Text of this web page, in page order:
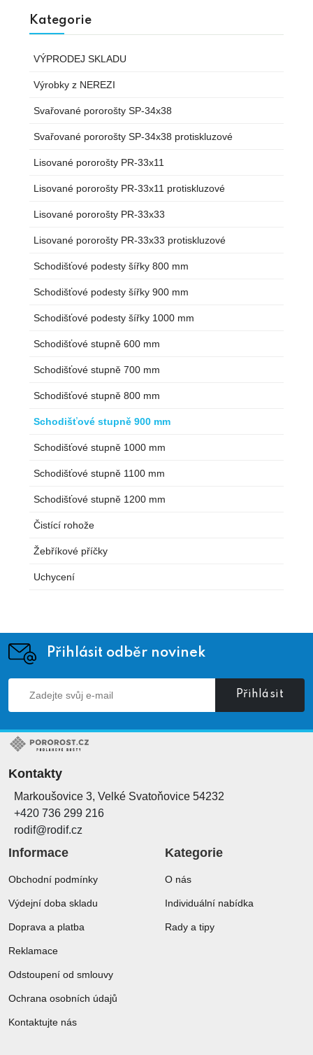
Kategorie
VÝPRODEJ SKLADU
Výrobky z NEREZI
Svařované pororošty SP-34x38
Svařované pororošty SP-34x38 protiskluzové
Lisované pororošty PR-33x11
Lisované pororošty PR-33x11 protiskluzové
Lisované pororošty PR-33x33
Lisované pororošty PR-33x33 protiskluzové
Schodišťové podesty šířky 800 mm
Schodišťové podesty šířky 900 mm
Schodišťové podesty šířky 1000 mm
Schodišťové stupně 600 mm
Schodišťové stupně 700 mm
Schodišťové stupně 800 mm
Schodišťové stupně 900 mm
Schodišťové stupně 1000 mm
Schodišťové stupně 1100 mm
Schodišťové stupně 1200 mm
Čistící rohože
Žebříkové příčky
Uchycení
Přihlásit odběr novinek
Přihlásit
Kontakty
Markoušovice 3, Velké Svatoňovice 54232
+420 736 299 216
rodif@rodif.cz
Informace
Obchodní podmínky
Výdejní doba skladu
Doprava a platba
Reklamace
Odstoupení od smlouvy
Ochrana osobních údajů
Kontaktujte nás
Kategorie
O nás
Individuální nabídka
Rady a tipy